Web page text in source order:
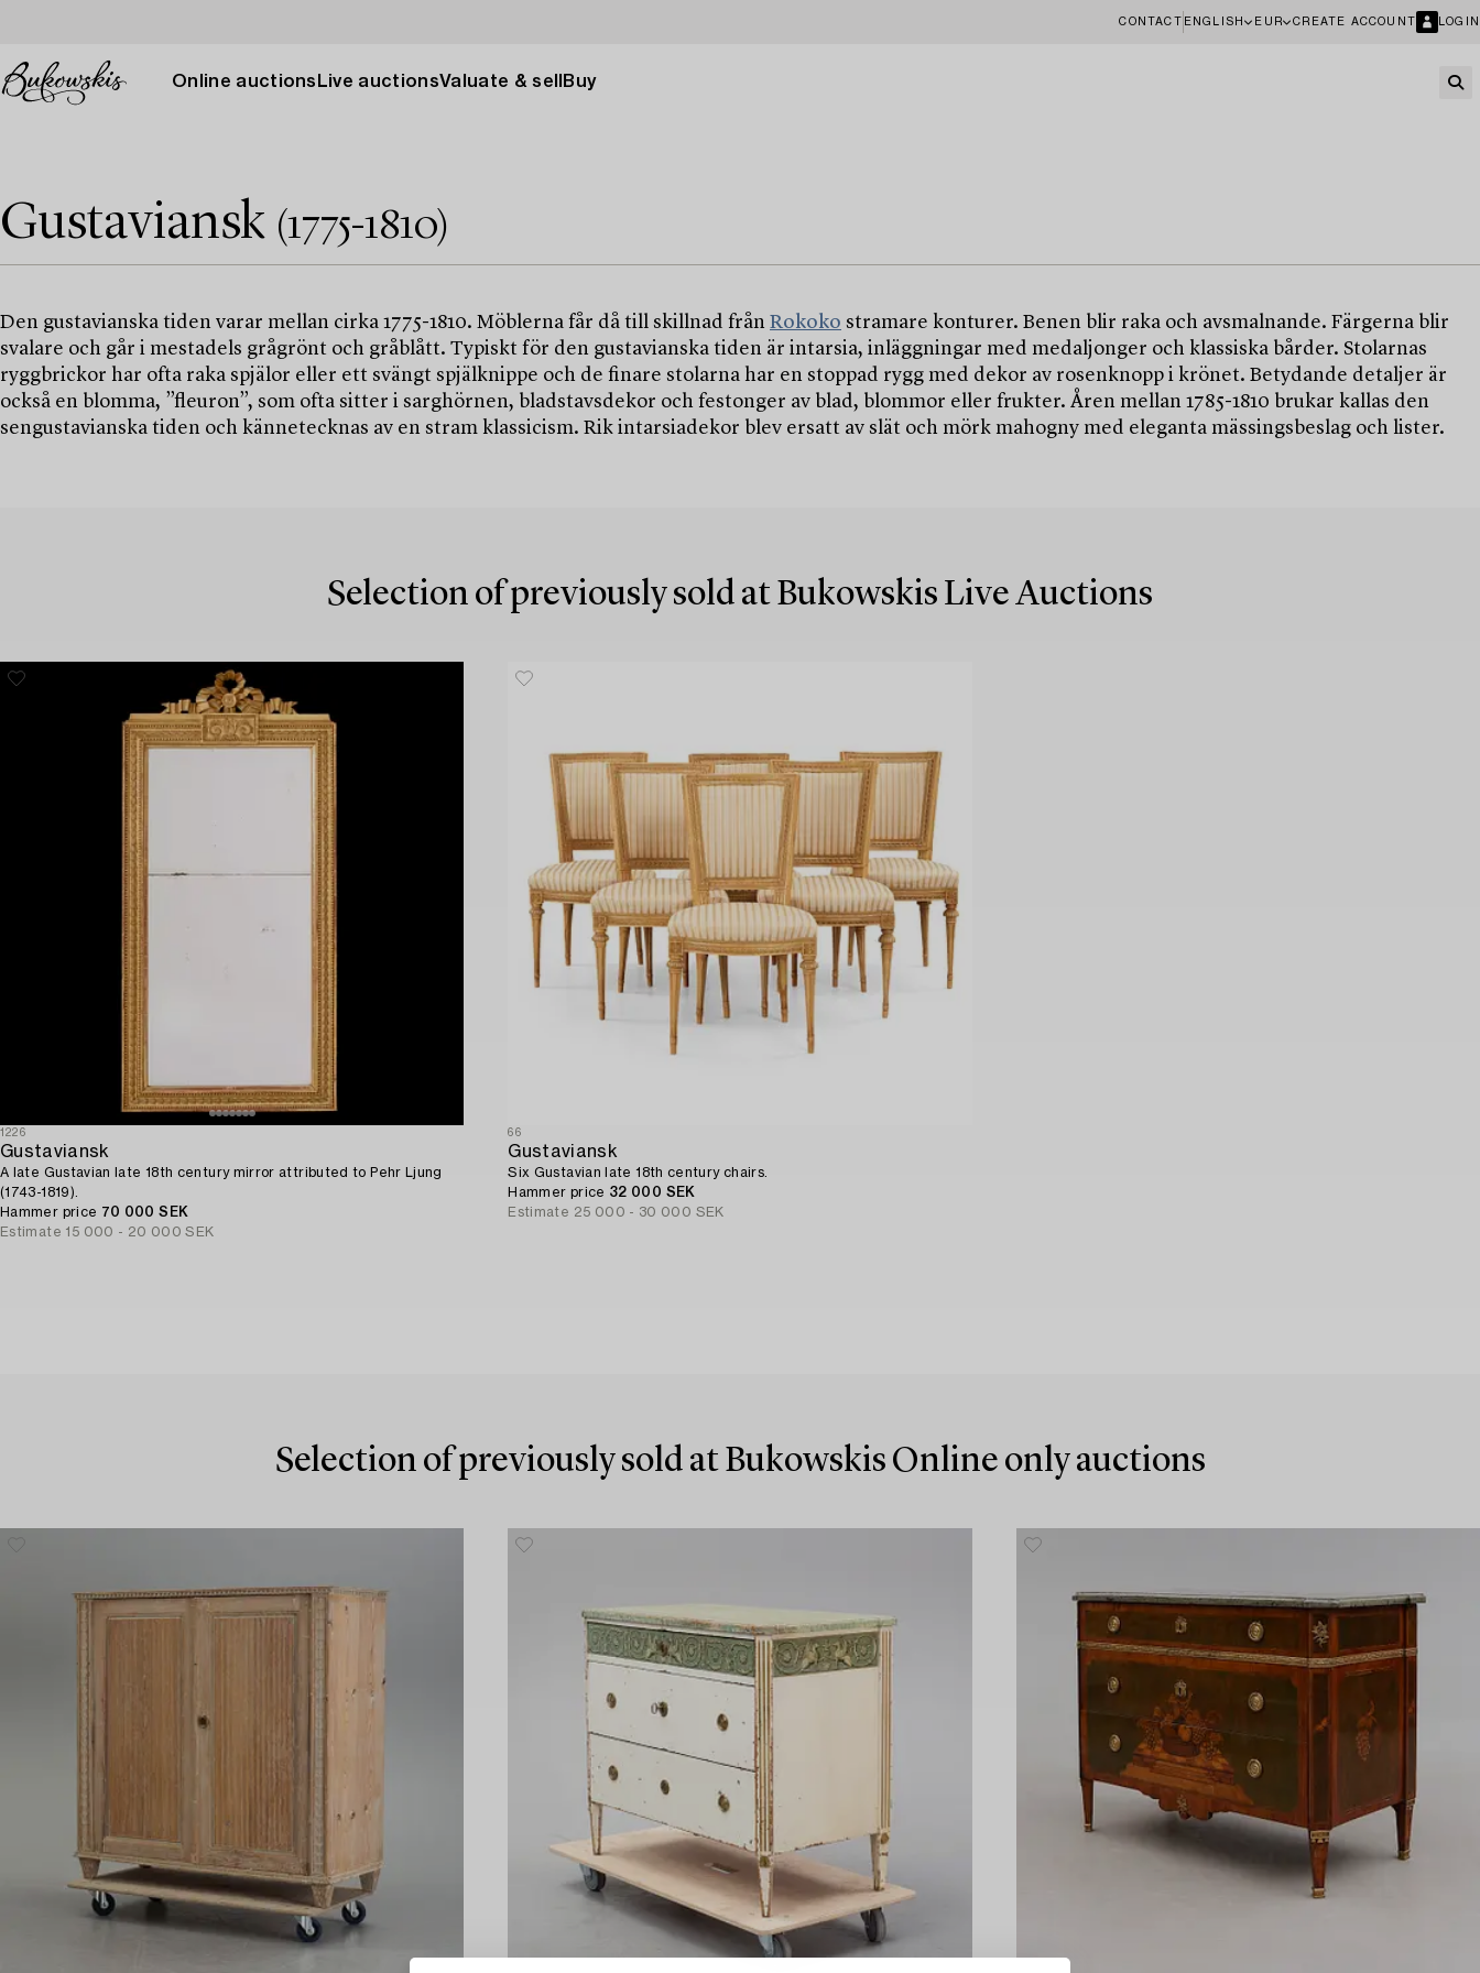
CONTACT ENGLISH EUR CREATE ACCOUNT LOGIN
Online auctions Live auctionsValuate & sell Buy
Gustaviansk (1775-1810)
Den gustavianska tiden varar mellan cirka 1775-1810. Möblerna får då till skillnad från Rokoko stramare konturer. Benen blir raka och avsmalnande. Färgerna blir
svalare och går i mestadels grågrönt och gråblått. Typiskt för den gustavianska tiden är intarsia, inläggningar med medaljonger och klassiska bårder. Stolarnas
ryggbrickor har ofta raka spjälor eller ett svängt spjälknippe och de finare stolarna har en stoppad rygg med dekor av rosenknopp i krönet. Betydande detaljer är
också en blomma, ”fleuron”, som ofta sitter i sarghörnen, bladstavsdekor och festonger av blad, blommor eller frukter. Åren mellan 1785-1810 brukar kallas den
sengustavianska tiden och kännetecknas av en stram klassicism. Rik intarsiadekor blev ersatt av slät och mörk mahogny med eleganta mässingsbeslag och lister.
Selection of previously sold at Bukowskis Live Auctions
1226
Gustaviansk
A late Gustavian late 18th century mirror attributed to Pehr Ljung
(1743-1819).
Hammer price 70 000 SEK
Estimate 15 000 - 20 000 SEK
66
Gustaviansk
Six Gustavian late 18th century chairs.
Hammer price 32 000 SEK
Estimate 25 000 - 30 000 SEK
Selection of previously sold at Bukowskis Online only auctions